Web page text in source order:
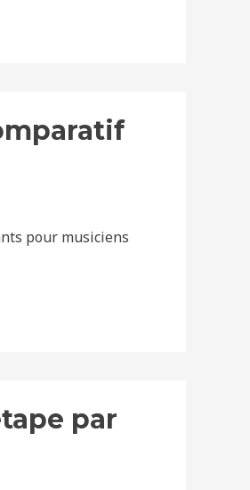
pour musiciens
par